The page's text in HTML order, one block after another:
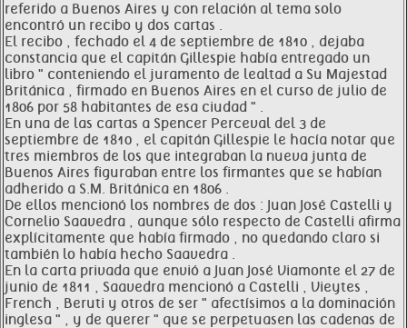
referido a Buenos Aires y con relación al tema solo
encontró un recibo y dos cartas .
El recibo , fechado el 4 de septiembre de 1810 , dejaba
constancia que el capitán Gillespie había entregado un
libro " conteniendo el juramento de lealtad a Su Majestad
Británica , firmado en Buenos Aires en el curso de julio de
1806 por 58 habitantes de esa ciudad " .
En una de las cartas a Spencer Perceval del 3 de
septiembre de 1810 , el capitán Gillespie le hacía notar que
tres miembros de los que integraban la nueva junta de
Buenos Aires figuraban entre los firmantes que se habían
adherido a S.M. Británica en 1806 .
De ellos mencionó los nombres de dos : Juan José Castelli y
Cornelio Saavedra , aunque sólo respecto de Castelli afirma
explícitamente que había firmado , no quedando claro si
también lo había hecho Saavedra .
En la carta privada que envió a Juan José Viamonte el 27 de
junio de 1811 , Saavedra mencionó a Castelli , Vieytes ,
French , Beruti y otros de ser " afectísimos a la dominación
inglesa " , y de querer " que se perpetuasen las cadenas de